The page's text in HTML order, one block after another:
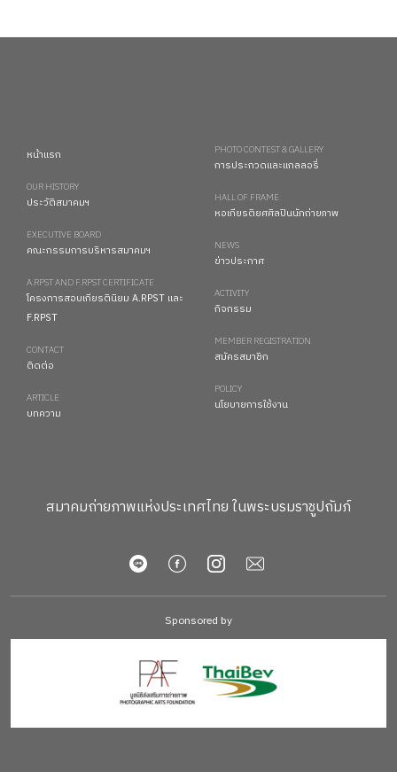
หน้าแรก
OUR HISTORY
ประวัติสมาคมฯ
EXECUTIVE BOARD
คณะกรรมการบริหารสมาคมฯ
A.RPST AND F.RPST CERTIFICATE
โครงการสอบเกียรตินิยม A.RPST และ
F.RPST
CONTACT
ติดต่อ
ARTICLE
บทความ
PHOTO CONTEST & GALLERY
การประกวดและแกลลอรี่
HALL OF FRAME
หอเกียรติยศศิลปินนักถ่ายภาพ
NEWS
ข่าวประกาศ
ACTIVITY
กิจกรรม
MEMBER REGISTRATION
สมัครสมาชิก
POLICY
นโยบายการใช้งาน
สมาคมถ่ายภาพแห่งประเทศไทย ในพระบรมราชูปถัมภ์
Sponsored by